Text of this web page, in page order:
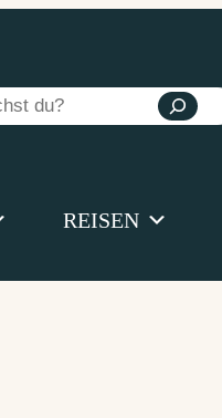
REISEN